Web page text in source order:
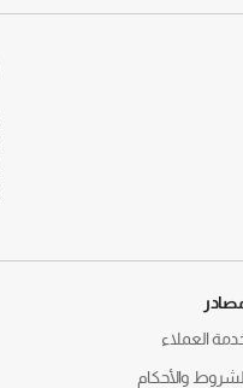
العملاء
والأحكام